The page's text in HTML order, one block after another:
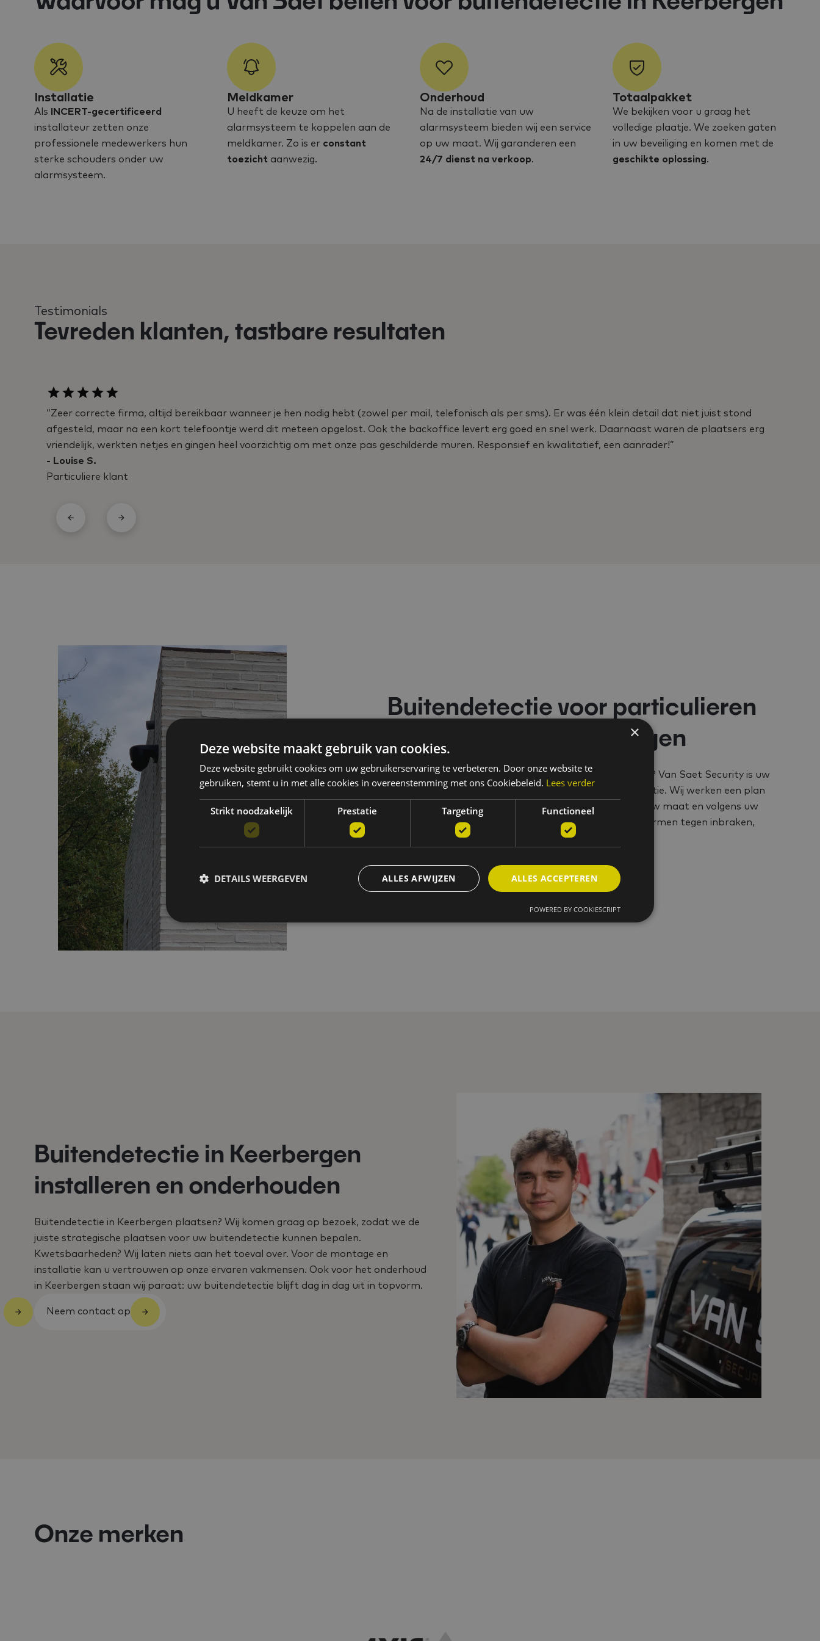
Installatie
Als INCERT-gecertificeerd
installateur zetten onze
professionele medewerkers hun
sterke schouders onder uw
alarmsysteem.
Meldkamer
U heeft de keuze om het
alarmsysteem te koppelen aan de
meldkamer. Zo is er constant
toezicht aanwezig.
Onderhoud
Na de installatie van uw
alarmsysteem bieden wij een service
op uw maat. Wij garanderen een
24/7 dienst na verkoop.
Totaalpakket
We bekijken voor u graag het
volledige plaatje. We zoeken gaten
in uw beveiliging en komen met de
geschikte oplossing.
Testimonials
Tevreden klanten, tastbare resultaten
“Zeer correcte firma, altijd bereikbaar wanneer je hen nodig hebt (zowel per mail, telefonisch als per sms). Er was één klein detail dat niet juist stond
afgesteld, maar na een kort telefoontje werd dit meteen opgelost. Ook the backoffice levert erg goed en snel werk. Daarnaast waren de plaatsers erg
vriendelijk, werkten netjes en gingen heel voorzichtig om met onze pas geschilderde muren. Responsief en kwalitatief, een aanrader!”
- Louise S.
Particuliere klant
Buitendetectie voor particulieren
en bedrijven in Keerbergen
Buitendetectie rond uw woning of bedrijf in Keerbergen? Van Saet Security is uw
beveiligingspartner voor uiterst zorgvuldige buitendetectie. Wij werken een plan
voor uw buitenndetectie in Keerbergen uit, volledig op uw maat en volgens uw
budget. Al onze expertise wordt ingezet om u te beschermen tegen inbraken,
diefstallen en vandalisme.
Neem contact op
Buitendetectie in Keerbergen
installeren en onderhouden
Buitendetectie in Keerbergen plaatsen? Wij komen graag op bezoek, zodat we de
juiste strategische plaatsen voor uw buitendetectie kunnen bepalen.
Kwetsbaarheden? Wij laten niets aan het toeval over. Voor de montage en
installatie kan u vertrouwen op onze ervaren vakmensen. Ook voor het onderhoud
in Keerbergen staan wij paraat: uw buitendetectie blijft dag in dag uit in topvorm.
Neem contact op
Onze merken
×
Deze website maakt gebruik van cookies.
Deze website gebruikt cookies om uw gebruikerservaring te verbeteren. Door onze website te
gebruiken, stemt u in met alle cookies in overeenstemming met ons Cookiebeleid. Lees verder
Strikt noodzakelijk Prestatie Targeting Functioneel
ALLES ACCEPTEREN
ALLES AFWIJZEN
DETAILS WEERGEVEN
POWERED BY COOKIESCRIPT